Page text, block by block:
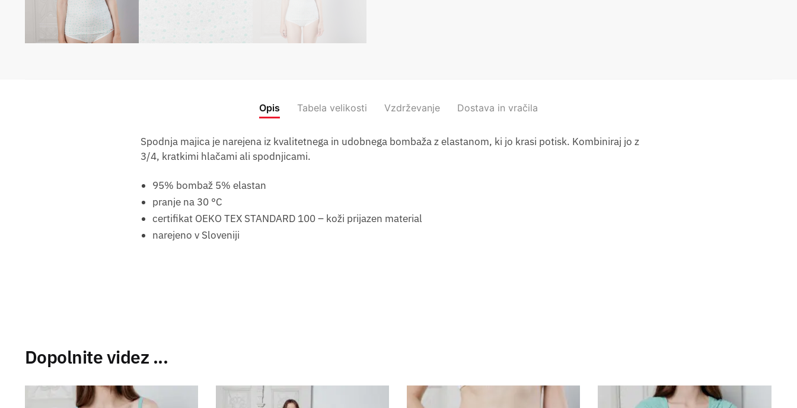
Opis Tabela velikosti Vzdrževanje Dostava in vračila
Spodnja majica je narejena iz kvalitetnega in udobnega bombaža z elastanom, ki jo krasi potisk. Kombiniraj jo z
3/4, kratkimi hlačami ali spodnjicami.
95% bombaž 5% elastan
pranje na 30 °C
certifikat OEKO TEX STANDARD 100 – koži prijazen material
narejeno v Sloveniji
Dopolnite videz ...